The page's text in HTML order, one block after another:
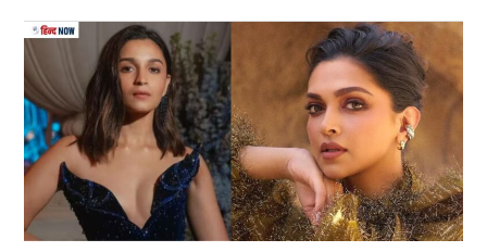
Sanju Samson
भारतीय विकेटकीपर बल्लेबाज संजू सैमसन (Sanju Samson) को
लेकर इन दिनों सोशल मीडिया से लेकर क्रिकेट पंडितों तक के
बीच चर्चा तेज़ है। कई रिपोर्ट्स और एक्सपर्ट्स का मानना है कि
उनकी टीम इंडिया में जगह अब सुरक्षित नहीं रह गई है, और अगर
हालात ऐसे ही रहे तो उनका अंतरराष्ट्रीय करियर जल्द ही खत्म हो
Next Article